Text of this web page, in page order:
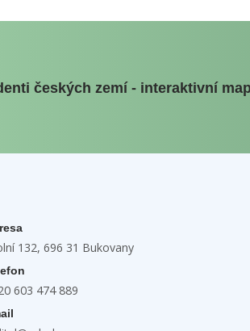
českých zemí - interaktivní
132, 696 31 Bukovany
603 474 889